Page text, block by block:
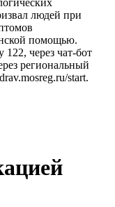
людей при
помощью.
через чат-бот
региональный
start.